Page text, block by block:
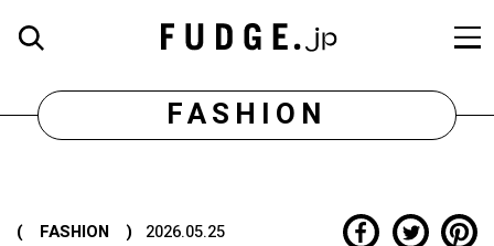
FASHION
( FASHION ) 2026.05.25